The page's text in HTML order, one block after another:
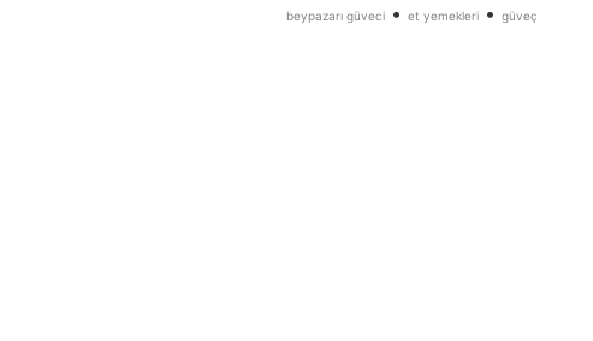
beypazarı güveci• et yemekleri• güveç